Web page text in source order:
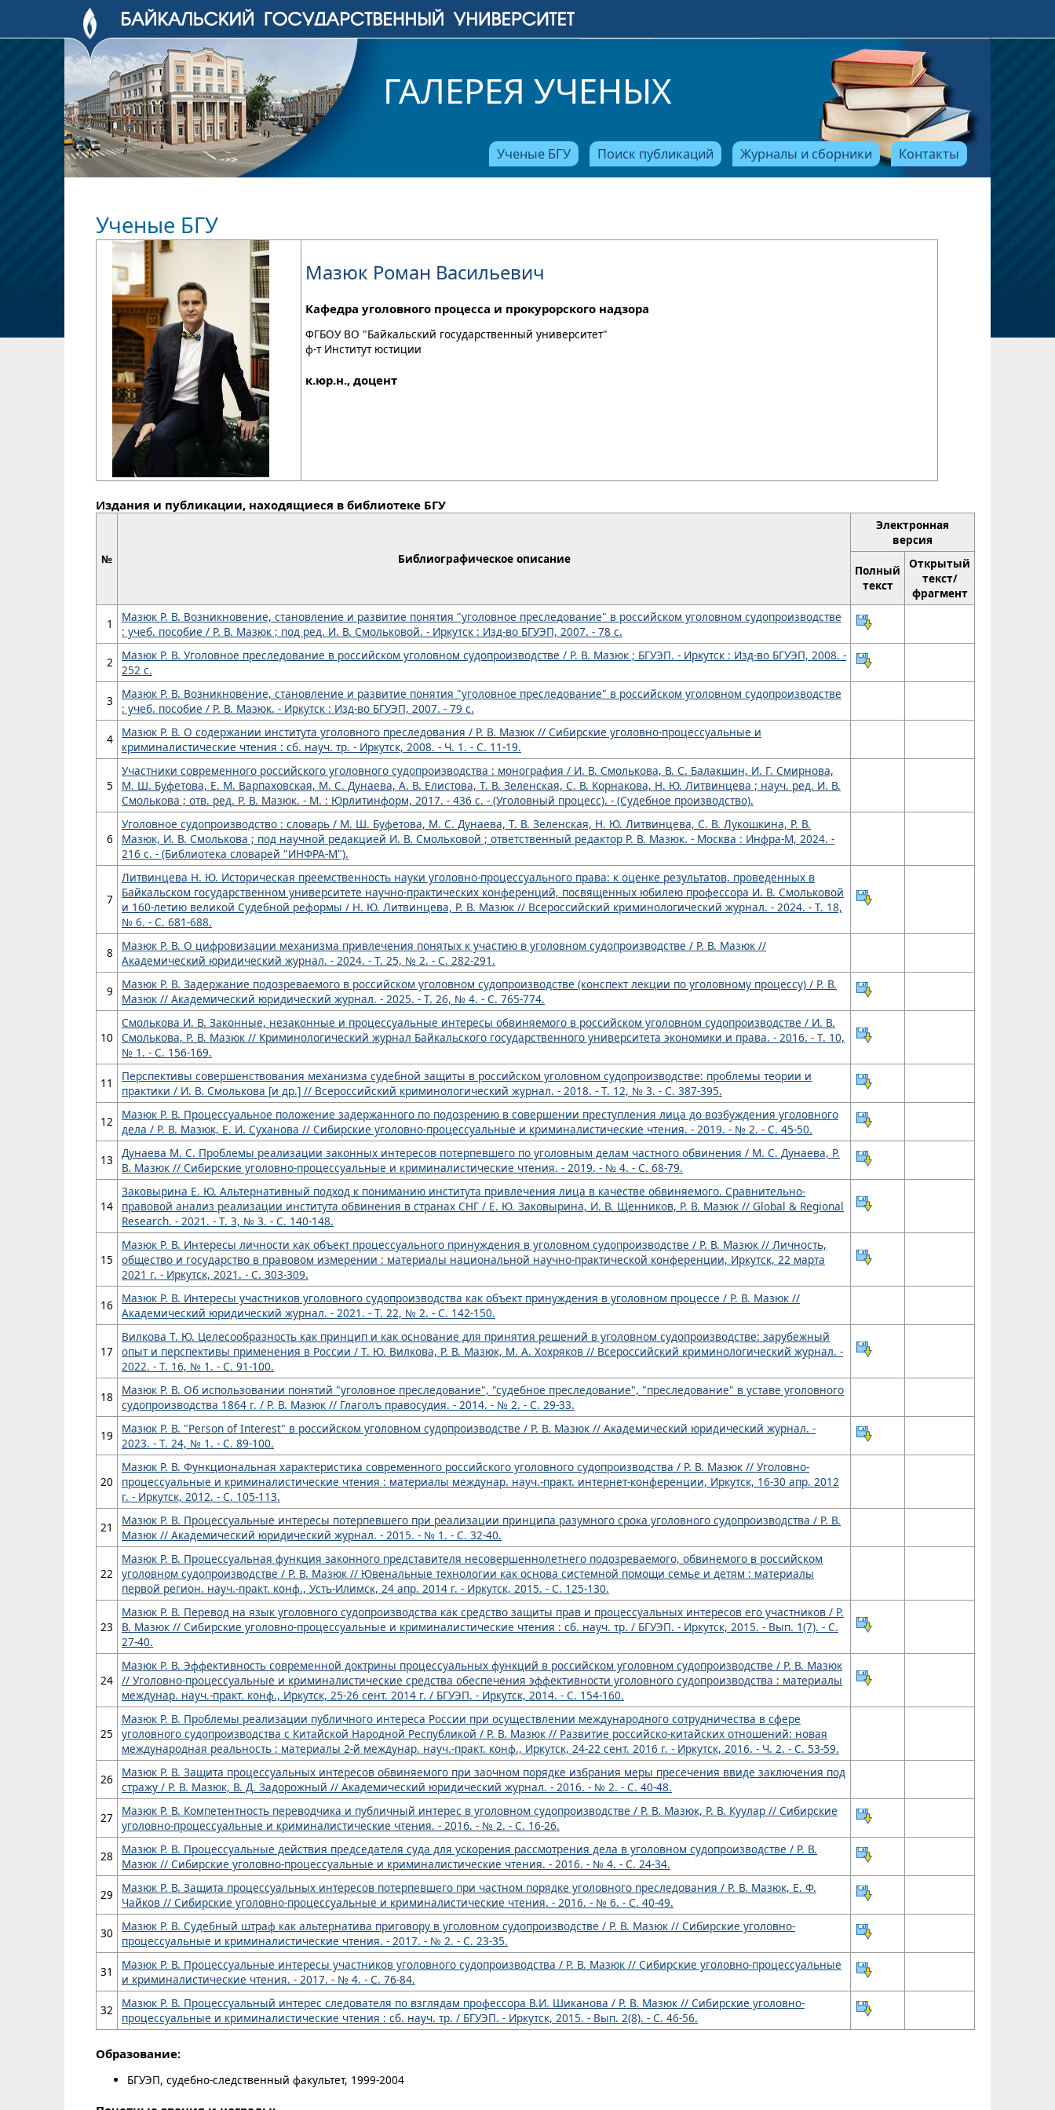
ГАЛЕРЕЯ УЧЕНЫХ
Ученые БГУ Поиск публикаций Журналы и сборники Контакты
Ученые БГУ
Мазюк Роман Васильевич
Кафедра уголовного процесса и прокурорского надзора
ФГБОУ ВО "Байкальский государственный университет"
ф-т Институт юстиции
к.юр.н., доцент
Издания и публикации, находящиеся в библиотеке БГУ
№ Библиографическое описание
Электронная
версия
Полный
текст
Открытый
текст/
фрагмент
1
Мазюк Р. В. Возникновение, становление и развитие понятия "уголовное преследование" в российском уголовном судопроизводстве
: учеб. пособие / Р. В. Мазюк ; под ред. И. В. Смольковой. - Иркутск : Изд-во БГУЭП, 2007. - 78 с.
2
Мазюк Р. В. Уголовное преследование в российском уголовном судопроизводстве / Р. В. Мазюк ; БГУЭП. - Иркутск : Изд-во БГУЭП, 2008. -
252 с.
3
Мазюк Р. В. Возникновение, становление и развитие понятия "уголовное преследование" в российском уголовном судопроизводстве
: учеб. пособие / Р. В. Мазюк. - Иркутск : Изд-во БГУЭП, 2007. - 79 с.
4
Мазюк Р. В. О содержании института уголовного преследования / Р. В. Мазюк // Сибирские уголовно-процессуальные и
криминалистические чтения : сб. науч. тр. - Иркутск, 2008. - Ч. 1. - С. 11-19.
5
Участники современного российского уголовного судопроизводства : монография / И. В. Смолькова, В. С. Балакшин, И. Г. Смирнова,
М. Ш. Буфетова, Е. М. Варпаховская, М. С. Дунаева, А. В. Елистова, Т. В. Зеленская, С. В. Корнакова, Н. Ю. Литвинцева ; науч. ред. И. В.
Смолькова ; отв. ред. Р. В. Мазюк. - М. : Юрлитинформ, 2017. - 436 с. - (Уголовный процесс). - (Судебное производство).
6
Уголовное судопроизводство : словарь / М. Ш. Буфетова, М. С. Дунаева, Т. В. Зеленская, Н. Ю. Литвинцева, С. В. Лукошкина, Р. В.
Мазюк, И. В. Смолькова ; под научной редакцией И. В. Смольковой ; ответственный редактор Р. В. Мазюк. - Москва : Инфра-М, 2024. -
216 с. - (Библиотека словарей "ИНФРА-М").
7
Литвинцева Н. Ю. Историческая преемственность науки уголовно-процессуального права: к оценке результатов, проведенных в
Байкальском государственном университете научно-практических конференций, посвященных юбилею профессора И. В. Смольковой
и 160-летию великой Судебной реформы / Н. Ю. Литвинцева, Р. В. Мазюк // Всероссийский криминологический журнал. - 2024. - Т. 18,
№ 6. - С. 681-688.
8
Мазюк Р. В. О цифровизации механизма привлечения понятых к участию в уголовном судопроизводстве / Р. В. Мазюк //
Академический юридический журнал. - 2024. - Т. 25, № 2. - С. 282-291.
9
Мазюк Р. В. Задержание подозреваемого в российском уголовном судопроизводстве (конспект лекции по уголовному процессу) / Р. В.
Мазюк // Академический юридический журнал. - 2025. - Т. 26, № 4. - С. 765-774.
10
Смолькова И. В. Законные, незаконные и процессуальные интересы обвиняемого в российском уголовном судопроизводстве / И. В.
Смолькова, Р. В. Мазюк // Криминологический журнал Байкальского государственного университета экономики и права. - 2016. - Т. 10,
№ 1. - С. 156-169.
11
Перспективы совершенствования механизма судебной защиты в российском уголовном судопроизводстве: проблемы теории и
практики / И. В. Смолькова [и др.] // Всероссийский криминологический журнал. - 2018. - Т. 12, № 3. - С. 387-395.
12
Мазюк Р. В. Процессуальное положение задержанного по подозрению в совершении преступления лица до возбуждения уголовного
дела / Р. В. Мазюк, Е. И. Суханова // Сибирские уголовно-процессуальные и криминалистические чтения. - 2019. - № 2. - С. 45-50.
13
Дунаева М. С. Проблемы реализации законных интересов потерпевшего по уголовным делам частного обвинения / М. С. Дунаева, Р.
В. Мазюк // Сибирские уголовно-процессуальные и криминалистические чтения. - 2019. - № 4. - С. 68-79.
14
Заковырина Е. Ю. Альтернативный подход к пониманию института привлечения лица в качестве обвиняемого. Сравнительно-
правовой анализ реализации института обвинения в странах СНГ / Е. Ю. Заковырина, И. В. Щенников, Р. В. Мазюк // Global & Regional
Research. - 2021. - Т. 3, № 3. - С. 140-148.
15
Мазюк Р. В. Интересы личности как объект процессуального принуждения в уголовном судопроизводстве / Р. В. Мазюк // Личность,
общество и государство в правовом измерении : материалы национальной научно-практической конференции, Иркутск, 22 марта
2021 г. - Иркутск, 2021. - С. 303-309.
16
Мазюк Р. В. Интересы участников уголовного судопроизводства как объект принуждения в уголовном процессе / Р. В. Мазюк //
Академический юридический журнал. - 2021. - Т. 22, № 2. - С. 142-150.
17
Вилкова Т. Ю. Целесообразность как принцип и как основание для принятия решений в уголовном судопроизводстве: зарубежный
опыт и перспективы применения в России / Т. Ю. Вилкова, Р. В. Мазюк, М. А. Хохряков // Всероссийский криминологический журнал. -
2022. - Т. 16, № 1. - С. 91-100.
18
Мазюк Р. В. Об использовании понятий "уголовное преследование", "судебное преследование", "преследование" в уставе уголовного
судопроизводства 1864 г. / Р. В. Мазюк // Глаголъ правосудия. - 2014. - № 2. - С. 29-33.
19
Мазюк Р. В. "Person of Interest" в российском уголовном судопроизводстве / Р. В. Мазюк // Академический юридический журнал. -
2023. - Т. 24, № 1. - С. 89-100.
20
Мазюк Р. В. Функциональная характеристика современного российского уголовного судопроизводства / Р. В. Мазюк // Уголовно-
процессуальные и криминалистические чтения : материалы междунар. науч.-практ. интернет-конференции, Иркутск, 16-30 апр. 2012
г. - Иркутск, 2012. - С. 105-113.
21
Мазюк Р. В. Процессуальные интересы потерпевшего при реализации принципа разумного срока уголовного судопроизводства / Р. В.
Мазюк // Академический юридический журнал. - 2015. - № 1. - С. 32-40.
22
Мазюк Р. В. Процессуальная функция законного представителя несовершеннолетнего подозреваемого, обвинемого в российском
уголовном судопроизводстве / Р. В. Мазюк // Ювенальные технологии как основа системной помощи семье и детям : материалы
первой регион. науч.-практ. конф., Усть-Илимск, 24 апр. 2014 г. - Иркутск, 2015. - С. 125-130.
23
Мазюк Р. В. Перевод на язык уголовного судопроизводства как средство защиты прав и процессуальных интересов его участников / Р.
В. Мазюк // Сибирские уголовно-процессуальные и криминалистические чтения : сб. науч. тр. / БГУЭП. - Иркутск, 2015. - Вып. 1(7). - С.
27-40.
24
Мазюк Р. В. Эффективность современной доктрины процессуальных функций в российском уголовном судопроизводстве / Р. В. Мазюк
// Уголовно-процессуальные и криминалистические средства обеспечения эффективности уголовного судопроизводства : материалы
междунар. науч.-практ. конф., Иркутск, 25-26 сент. 2014 г. / БГУЭП. - Иркутск, 2014. - С. 154-160.
25
Мазюк Р. В. Проблемы реализации публичного интереса России при осуществлении международного сотрудничества в сфере
уголовного судопроизводства с Китайской Народной Республикой / Р. В. Мазюк // Развитие российско-китайских отношений: новая
международная реальность : материалы 2-й междунар. науч.-практ. конф., Иркутск, 24-22 сент. 2016 г. - Иркутск, 2016. - Ч. 2. - С. 53-59.
26
Мазюк Р. В. Защита процессуальных интересов обвиняемого при заочном порядке избрания меры пресечения ввиде заключения под
стражу / Р. В. Мазюк, В. Д. Задорожный // Академический юридический журнал. - 2016. - № 2. - С. 40-48.
27
Мазюк Р. В. Компетентность переводчика и публичный интерес в уголовном судопроизводстве / Р. В. Мазюк, Р. В. Куулар // Сибирские
уголовно-процессуальные и криминалистические чтения. - 2016. - № 2. - С. 16-26.
28
Мазюк Р. В. Процессуальные действия председателя суда для ускорения рассмотрения дела в уголовном судопроизводстве / Р. В.
Мазюк // Сибирские уголовно-процессуальные и криминалистические чтения. - 2016. - № 4. - С. 24-34.
29
Мазюк Р. В. Защита процессуальных интересов потерпевшего при частном порядке уголовного преследования / Р. В. Мазюк, Е. Ф.
Чайков // Сибирские уголовно-процессуальные и криминалистические чтения. - 2016. - № 6. - С. 40-49.
30
Мазюк Р. В. Судебный штраф как альтернатива приговору в уголовном судопроизводстве / Р. В. Мазюк // Сибирские уголовно-
процессуальные и криминалистические чтения. - 2017. - № 2. - С. 23-35.
31
Мазюк Р. В. Процессуальные интересы участников уголовного судопроизводства / Р. В. Мазюк // Сибирские уголовно-процессуальные
и криминалистические чтения. - 2017. - № 4. - С. 76-84.
32
Мазюк Р. В. Процессуальный интерес следователя по взглядам профессора В.И. Шиканова / Р. В. Мазюк // Сибирские уголовно-
процессуальные и криминалистические чтения : сб. науч. тр. / БГУЭП. - Иркутск, 2015. - Вып. 2(8). - С. 46-56.
Образование:
БГУЭП, судебно-следственный факультет, 1999-2004